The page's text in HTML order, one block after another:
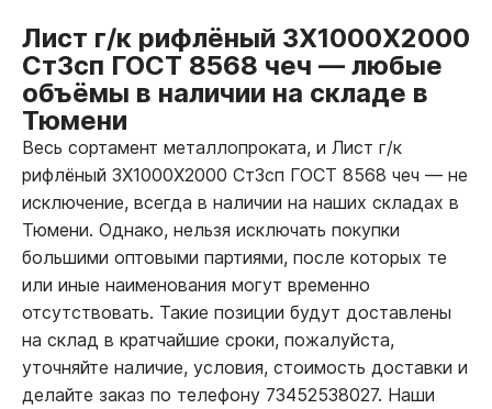
Лист г/к рифлёный 3Х1000Х2000
Ст3сп ГОСТ 8568 чеч — любые
объёмы в наличии на складе в
Тюмени
Весь сортамент металлопроката, и Лист г/к
рифлёный 3Х1000Х2000 Ст3сп ГОСТ 8568 чеч — не
исключение, всегда в наличии на наших складах в
Тюмени. Однако, нельзя исключать покупки
большими оптовыми партиями, после которых те
или иные наименования могут временно
отсутствовать. Такие позиции будут доставлены
на склад в кратчайшие сроки, пожалуйста,
уточняйте наличие, условия, стоимость доставки и
делайте заказ по телефону 73452538027. Наши